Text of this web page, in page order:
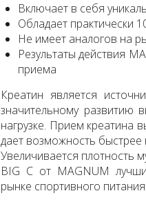
Включает в себя
Обладает практически
Не имеет аналогов на
Результаты действия
приема
Креатин является
значительному развитию
нагрузке. Прием креатина
дает возможность быстрее
Увеличивается плотность
BIG C от MAGNUM
рынке спортивного питания